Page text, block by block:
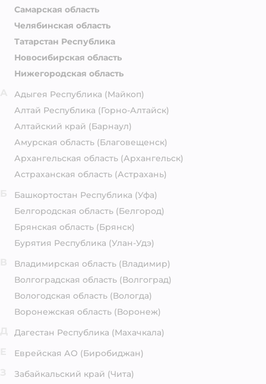
Самарская область
Челябинская область
Татарстан Республика
Новосибирская область
Нижегородская область
Адыгея Республика (Майкоп)
Алтай Республика (Горно-Алтайск)
Алтайский край (Барнаул)
Амурская область (Благовещенск)
Архангельская область (Архангельск)
Астраханская область (Астрахань)
Башкортостан Республика (Уфа)
Белгородская область (Белгород)
Брянская область (Брянск)
Бурятия Республика (Улан-Удэ)
Владимирская область (Владимир)
Волгоградская область (Волгоград)
Вологодская область (Вологда)
Воронежская область (Воронеж)
Дагестан Республика (Махачкала)
Еврейская АО (Биробиджан)
Забайкальский край (Чита)